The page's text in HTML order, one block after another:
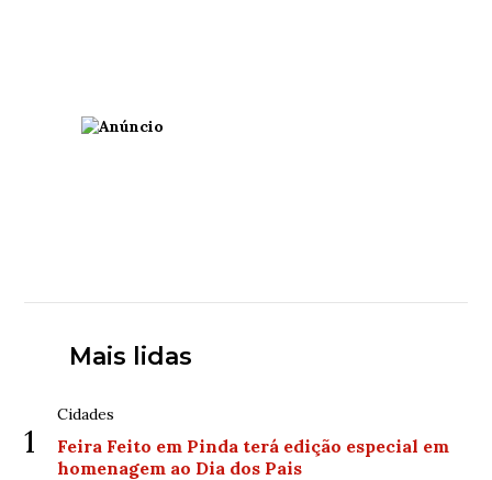
Mais lidas
1
Cidades
Feira Feito em Pinda terá edição especial em
homenagem ao Dia dos Pais